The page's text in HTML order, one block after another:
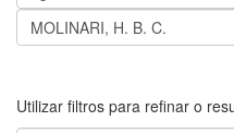
Utilizar filtros para refinar o